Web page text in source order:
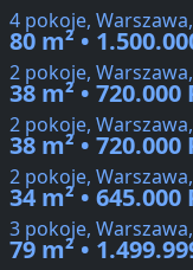
4 pokoje,
80 m² •
2 pokoje,
38 m² • 720.000
2 pokoje,
38 m² • 720.000
2 pokoje,
34 m² • 645.000
3 pokoje,
79 m² •